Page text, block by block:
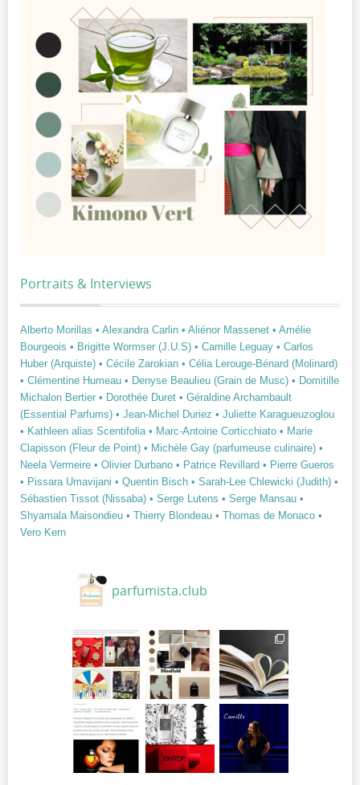
Portraits & Interviews
Alberto Morillas • Alexandra Carlin • Aliénor Massenet • Amélie
Bourgeois • Brigitte Wormser (J.U.S) • Camille Leguay • Carlos
Huber (Arquiste) • Cécile Zarokian • Célia Lerouge-Bénard (Molinard)
• Clémentine Humeau • Denyse Beaulieu (Grain de Musc) • Domitille
Michalon Bertier • Dorothée Duret • Géraldine Archambault
(Essential Parfums) • Jean-Michel Duriez • Juliette Karagueuzoglou
• Kathleen alias Scentifolia • Marc-Antoine Corticchiato • Marie
Clapisson (Fleur de Point) • Michèle Gay (parfumeuse culinaire) •
Neela Vermeire • Olivier Durbano • Patrice Revillard • Pierre Gueros
• Pissara Umavijani • Quentin Bisch • Sarah-Lee Chlewicki (Judith) •
Sébastien Tissot (Nissaba) • Serge Lutens • Serge Mansau •
Shyamala Maisondieu • Thierry Blondeau • Thomas de Monaco •
Vero Kern
parfumista.club